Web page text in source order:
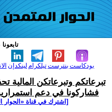
لينكدإن تيلكرامبنترست بودكاست
تبرعاتكم وتبرعاتكن المالية
فشاركونا في دعم
[اشترك في قناة ‫«الحوار